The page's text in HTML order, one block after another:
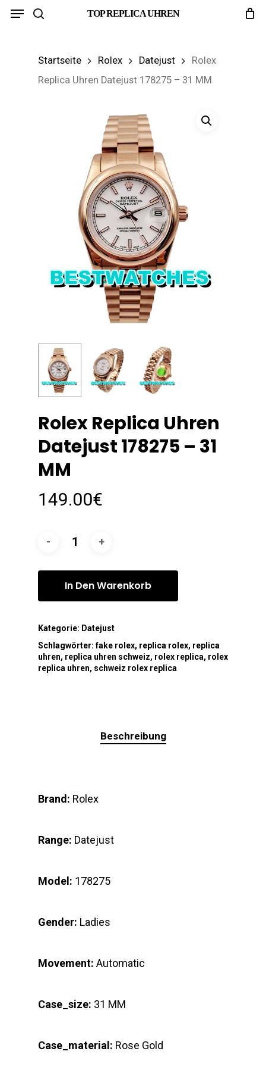
Skip
TOP REPLICA UHREN
Menu
Startseite Rolex Datejust
Rolex
Replica Uhren Datejust 178275 – 31 MM
Rolex Replica Uhren
Datejust 178275 – 31
MM
149.00€
In Den Warenkorb
Kategorie: Datejust
Schlagwörter:fake rolex, replica rolex, replica
uhren, replica uhren schweiz, rolex replica, rolex
replica uhren, schweiz rolex replica
Beschreibung
Brand: Rolex
Range: Datejust
Model: 178275
Gender: Ladies
Movement: Automatic
Case_size: 31 MM
Case_material: Rose Gold